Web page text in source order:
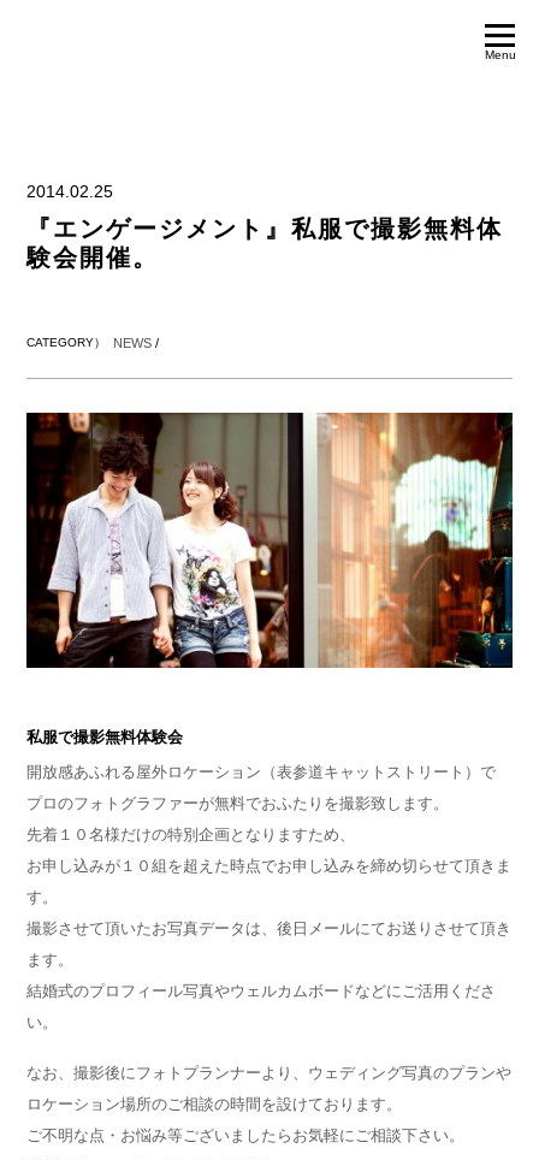
Menu
2014.02.25
『エンゲージメント』私服で撮影無料体
験会開催。
CATEGORY） NEWS /
私服で撮影無料体験会
開放感あふれる屋外ロケーション（表参道キャットストリート）で
プロのフォトグラファーが無料でおふたりを撮影致します。
先着１０名様だけの特別企画となりますため、
お申し込みが１０組を超えた時点でお申し込みを締め切らせて頂きま
す。
撮影させて頂いたお写真データは、後日メールにてお送りさせて頂き
ます。
結婚式のプロフィール写真やウェルカムボードなどにご活用くださ
い。
なお、撮影後にフォトプランナーより、ウェディング写真のプランや
ロケーション場所のご相談の時間を設けております。
ご不明な点・お悩み等ございましたらお気軽にご相談下さい。